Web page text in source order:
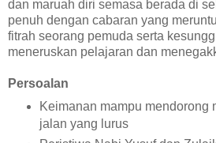
dan maruah diri semasa berada di
penuh dengan cabaran yang
fitrah seorang pemuda serta
meneruskan pelajaran dan
Persoalan
Keimanan mampu mendorong
jalan yang lurus